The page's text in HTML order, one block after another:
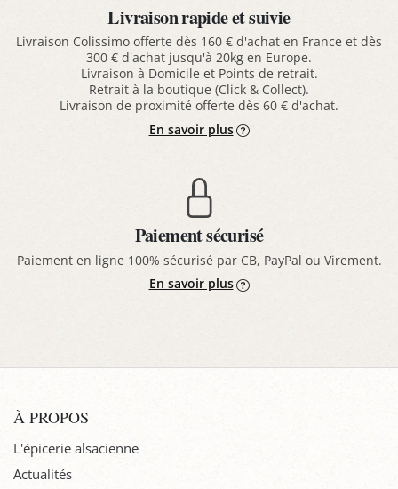
Livraison rapide et suivie
Livraison Colissimo offerte dès 160 € d'achat en France et dès
300 € d'achat jusqu'à 20kg en Europe.
Livraison à Domicile et Points de retrait.
Retrait à la boutique (Click & Collect).
Livraison de proximité offerte dès 60 € d'achat.
En savoir plus
Paiement sécurisé
Paiement en ligne 100% sécurisé par CB, PayPal ou Virement.
En savoir plus
À PROPOS
L'épicerie alsacienne
Actualités